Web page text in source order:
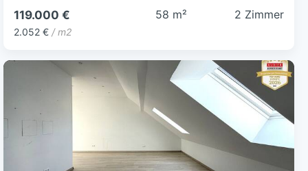
119.000 €
2.052 € / m2
58 m² 2 Zimmer